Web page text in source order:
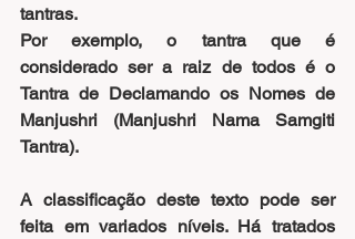
tantras.
Por exemplo, o tantra que é
considerado ser a raiz de todos é o
Tantra de Declamando os Nomes de
Manjushri (Manjushri Nama Samgiti
Tantra).
A classificação deste texto pode ser
feita em variados níveis. Há tratados